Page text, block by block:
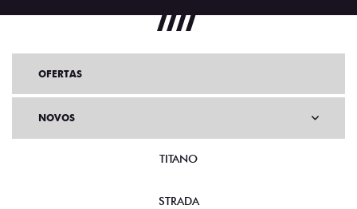
OFERTAS
NOVOS
TITANO
STRADA